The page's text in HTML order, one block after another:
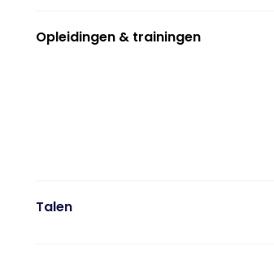
Opleidingen & trainingen
Talen